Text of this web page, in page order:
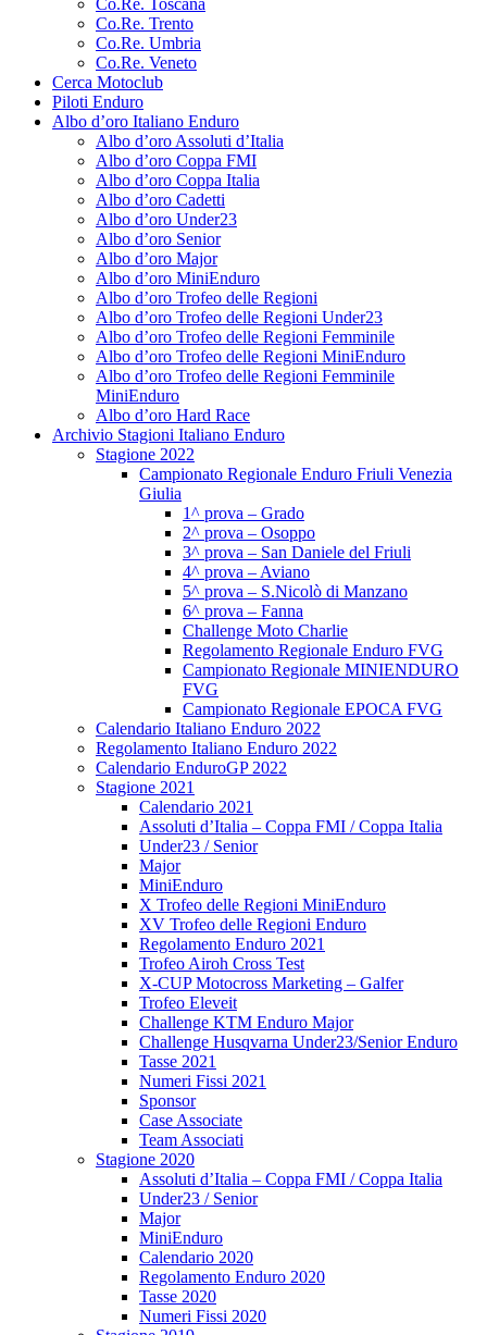
Co.Re. Toscana
Co.Re. Trento
Co.Re. Umbria
Co.Re. Veneto
Cerca Motoclub
Piloti Enduro
Albo d’oro Italiano Enduro
Albo d’oro Assoluti d’Italia
Albo d’oro Coppa FMI
Albo d’oro Coppa Italia
Albo d’oro Cadetti
Albo d’oro Under23
Albo d’oro Senior
Albo d’oro Major
Albo d’oro MiniEnduro
Albo d’oro Trofeo delle Regioni
Albo d’oro Trofeo delle Regioni Under23
Albo d’oro Trofeo delle Regioni Femminile
Albo d’oro Trofeo delle Regioni MiniEnduro
Albo d’oro Trofeo delle Regioni Femminile
MiniEnduro
Albo d’oro Hard Race
Archivio Stagioni Italiano Enduro
Stagione 2022
Campionato Regionale Enduro Friuli Venezia
Giulia
1^ prova – Grado
2^ prova – Osoppo
3^ prova – San Daniele del Friuli
4^ prova – Aviano
5^ prova – S.Nicolò di Manzano
6^ prova – Fanna
Challenge Moto Charlie
Regolamento Regionale Enduro FVG
Campionato Regionale MINIENDURO
FVG
Campionato Regionale EPOCA FVG
Calendario Italiano Enduro 2022
Regolamento Italiano Enduro 2022
Calendario EnduroGP 2022
Stagione 2021
Calendario 2021
Assoluti d’Italia – Coppa FMI / Coppa Italia
Under23 / Senior
Major
MiniEnduro
X Trofeo delle Regioni MiniEnduro
XV Trofeo delle Regioni Enduro
Regolamento Enduro 2021
Trofeo Airoh Cross Test
X-CUP Motocross Marketing – Galfer
Trofeo Eleveit
Challenge KTM Enduro Major
Challenge Husqvarna Under23/Senior Enduro
Tasse 2021
Numeri Fissi 2021
Sponsor
Case Associate
Team Associati
Stagione 2020
Assoluti d’Italia – Coppa FMI / Coppa Italia
Under23 / Senior
Major
MiniEnduro
Calendario 2020
Regolamento Enduro 2020
Tasse 2020
Numeri Fissi 2020